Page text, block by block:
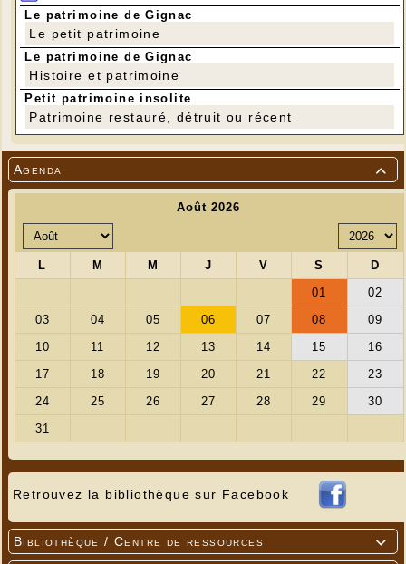

Agenda
Retrouvez la bibliothèque sur Facebook

Bibliothèque / Centre de ressources
Entrée adulte: 6€
Entrée enfant (- de 18 ans): 3€
Adhérent: 4€(toutes les infos sur l'adhésion aux
"Amis de CinéLot" )
Le patrimoine de Gignac
Le petit patrimoine
Le patrimoine de Gignac
Histoire et patrimoine
Petit patrimoine insolite
Patrimoine restauré, détruit ou récent